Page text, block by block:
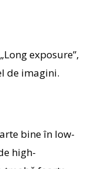
exposure”,
de imagini.
bine în low-
high-